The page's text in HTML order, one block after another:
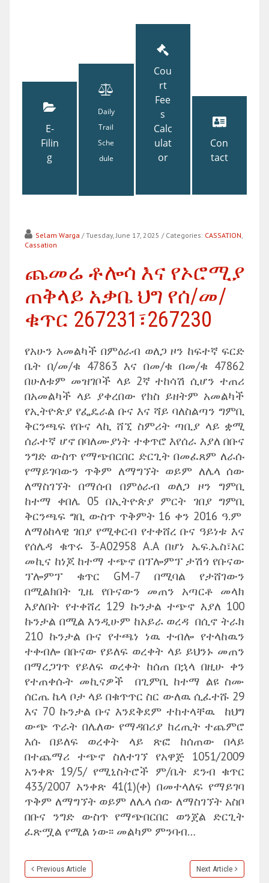
E-
Filin
g
Daily
Trail
Sche
dule
Cou
rt
Fee
s
Calc
ulat
or
Con
tact
Selam Warga / Tuesday, June 17, 2025 / Categories: CASSATION,
Cassation
ጨመሬ ቶሎሳ እና የኦሮሚያ
ጠቅላይ አቃቤ ህግ የሰ/መ/
ቁጥር 267231፣267230
የአሁን አመልካች በምዕራብ ወለጋ ዞን ከፍተኛ ፍርድ
ቤት በ/መ/ቁ 47863 እና በመ/ቁ በመ/ቁ 47862
በሁለቱም መዝገቦች ላይ 2ኛ ተከሳሽ ሲሆን ተጠሪ
በአመልካች ላይ ያቀረበው የክስ ይዘትም አመልካች
የኢትዮጵያ የፌዴራል ቡና እና ሻይ ባለስልጣን ግምቢ
ቅርንጫፍ የቡና ላኪ ሸኚ ስምሪት ጣቢያ ላይ ቋሚ
ሰራተኛ ሆኖ በባለሙያነት ተቀጥሮ እየሰራ እያለ በቡና
ንግድ ውስጥ የማጭበርበር ድርጊት በመፈጸም ለራሱ
የማይገባውን ጥቅም ለማግኘት ወይም ለሌላ ሰው
ለማስገኘት በማሰብ በምዕራብ ወለጋ ዞን ግምቢ
ከተማ ቀበሌ 05 በኢትዮጵያ ምርት ገበያ ግምቢ
ቅርንጫፍ ግቢ ውስጥ ጥቅምት 16 ቀን 2016 ዓ.ም
ለማዕከላዊ ገበያ የሚቀርብ የተቀሸረ ቡና ዓይነቱ እና
የሰሌዳ ቁጥሩ 3-A02958 A.A በሆነ ኤፍ.ኤስ፣አር
መኪና ከነጆ ከተማ ተጭኖ በፕሎምፕ ታሽጎ የቡናው
ፕሎምፕ ቁጥር GM-7 በሚባል የታሸገውን
በሚልክበት ጊዜ የቡናውን መጠን አጣርቶ መላክ
እያለበት የተቀሸረ 129 ኩንታል ተጭኖ እያለ 100
ኩንታል በሚል እንዲሁም ከአይራ ወረዳ በሲኖ ትራክ
210 ኩንታል ቡና የተጫነ ነዉ ተብሎ የተላከዉን
ተቀብሎ በቡናው የይለፍ ወረቀት ላይ ይህንኑ መጠን
በማረጋገጥ የይለፍ ወረቀት ከሰጠ በኋላ በዚሁ ቀን
የተጠቀሱት መኪናዎች በጊምቢ ከተማ ልዩ ስሙ
ሰርጤ ኬላ ቦታ ላይ በቁጥጥር ስር ውለዉ ሲፈተሹ 29
እና 70 ኩንታል ቡና እንደቅደም ተከተላቸዉ ከህግ
ውጭ ጥራት በሌለው የማዳበሪያ ከረጢት ተጨምሮ
እሱ በይለፍ ወረቀት ላይ ጽፎ ከሰጠው በላይ
በተጨማሪ ተጭኖ ስለተገኘ የአዋጅ 1051/2009
አንቀጽ 19/5/ የሚኒስትሮች ም/ቤት ደንብ ቁጥር
433/2007 አንቀጽ 41(1)(ቀ) በመተላለፍ የማይገባ
ጥቅም ለማግኘት ወይም ለሌላ ሰው ለማስገኘት አስቦ
በቡና ንግድ ውስጥ የማጭበርበር ወንጀል ድርጊት
ፈጽሟል የሚል ነው፡፡ መልካም ምንባብ…
Previous Article Next Article